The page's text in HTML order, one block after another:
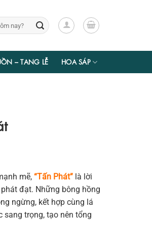
– TANG LỄ HOA SÁP
mẽ, “Tấn Phát” là lời
đạt. Những bông hồng
ngừng, kết hợp cùng lá
sang trọng, tạo nên tổng